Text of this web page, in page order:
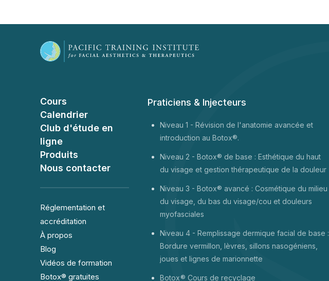
Cours
Calendrier
Club d'étude en
ligne
Produits
Nous contacter
Réglementation et
accréditation
À propos
Blog
Vidéos de formation
Botox® gratuites
Praticiens & Injecteurs
Niveau 1 -Révision de l'anatomie avancée et
introduction au Botox®.
Niveau 2 - Botox® de base : Esthétique du haut
du visage et gestion thérapeutique de la douleur
Niveau 3 - Botox® avancé : Cosmétique du milieu
du visage, du bas du visage/cou et douleurs
myofasciales
Niveau 4 - Remplissage dermique facial de base :
Bordure vermillon, lèvres, sillons nasogéniens,
joues et lignes de marionnette
Botox® Cours de recyclage